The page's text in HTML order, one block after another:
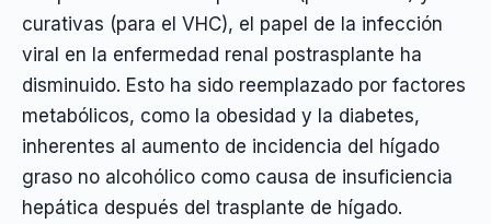
curativas (para el VHC), el papel de la infección
viral en la enfermedad renal postrasplante ha
disminuido. Esto ha sido reemplazado por factores
metabólicos, como la obesidad y la diabetes,
inherentes al aumento de incidencia del hígado
graso no alcohólico como causa de insuficiencia
hepática después del trasplante de hígado.